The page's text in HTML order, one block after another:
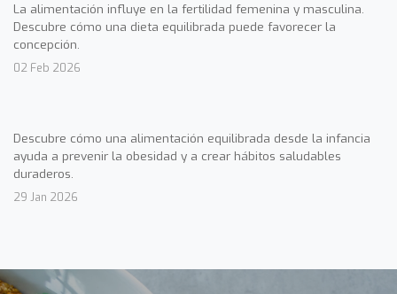
La alimentación influye en la fertilidad femenina y masculina.
Descubre cómo una dieta equilibrada puede favorecer la
concepción.
02 Feb 2026
Descubre cómo una alimentación equilibrada desde la infancia
ayuda a prevenir la obesidad y a crear hábitos saludables
duraderos.
29 Jan 2026